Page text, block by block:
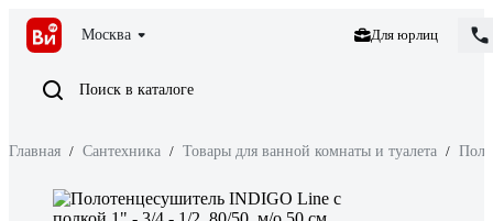
Москва Для юрлиц
Поиск в каталоге
Главная / Сантехника / Товары для ванной комнаты и туалета /